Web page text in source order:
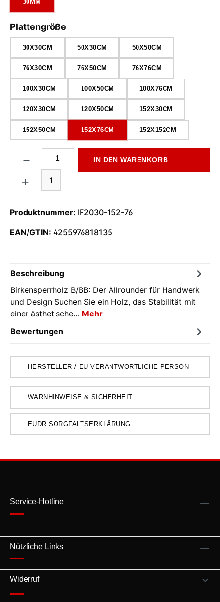
30MM
Plattengröße
30X30CM 50X30CM 50X50CM
76X30CM 76X50CM 76X76CM
100X30CM 100X50CM 100X76CM
120X30CM 120X50CM 152X30CM
152X50CM 152X76CM 152X152CM
1
IN DEN WARENKORB
Produktnummer: IF2030-152-76
EAN/GTIN: 4255976818135
Beschreibung
Birkensperrholz B/BB: Der Allrounder für Handwerk
und Design Suchen Sie ein Holz, das Stabilität mit
einer ästhetische… Mehr
Bewertungen
HERSTELLER / EU VERANTWORTLICHE PERSON
WARNHINWEISE & SICHERHEIT
EUDR SORGFALTSERKLÄRUNG
Service-Hotline
Nützliche Links
Widerruf